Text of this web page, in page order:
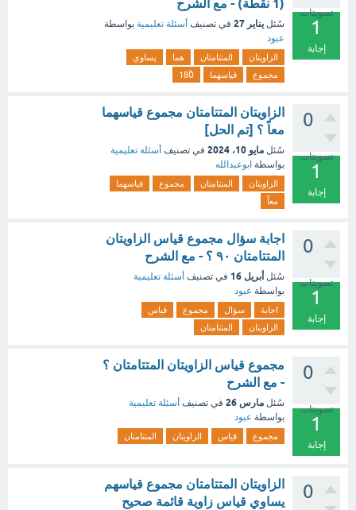
تصويتات
1
إجابة
(1 نقطة) - مع الشرح
سُئل يناير 27 في تصنيف أسئلة تعليمية بواسطة
عبود
الزاويتان المتتامتان هما
يساوي
مجموع
قياسهما 180ْ
0
تصويتات
1
إجابة
الزاويتان المتتامتان مجموع قياسهما
معاً ؟ [تم الحل]
سُئل مايو 10، 2024 في تصنيف أسئلة تعليمية
بواسطة ابوعبدالله
الزاويتان المتتامتان مجموع
قياسهما
معاً
0
تصويتات
1
إجابة
اجابة سؤال مجموع قياس الزاويتان
المتتامتان ٩٠ ؟ - مع الشرح
سُئل أبريل 16 في تصنيف أسئلة تعليمية
بواسطة عبود
اجابة سؤال مجموع
قياس
الزاويتان
المتتامتان
0
تصويتات
1
إجابة
مجموع قياس الزاويتان المتتامتان ؟
- مع الشرح
سُئل مارس 26 في تصنيف أسئلة تعليمية
بواسطة عبود
مجموع قياس الزاويتان المتتامتان
0
الزاويتان المتتامتان مجموع قياسهم
يساوي قياس زاوية قائمة صحيح